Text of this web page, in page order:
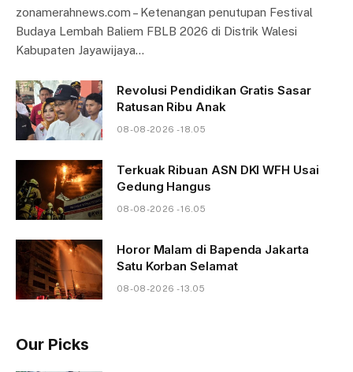
zonamerahnews.com – Ketenangan penutupan Festival
Budaya Lembah Baliem FBLB 2026 di Distrik Walesi
Kabupaten Jayawijaya…
Revolusi Pendidikan Gratis Sasar
Ratusan Ribu Anak
08-08-2026 - 18.05
Terkuak Ribuan ASN DKI WFH Usai
Gedung Hangus
08-08-2026 - 16.05
Horor Malam di Bapenda Jakarta
Satu Korban Selamat
08-08-2026 - 13.05
Our Picks